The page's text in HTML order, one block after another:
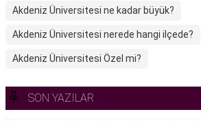
Akdeniz Üniversitesi ne kadar büyük?
Akdeniz Üniversitesi nerede hangi ilçede?
Akdeniz Üniversitesi Özel mi?
SON YAZILAR